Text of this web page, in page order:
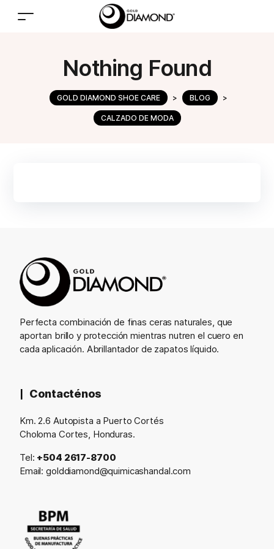
Nothing Found
GOLD DIAMOND SHOE CARE > BLOG >
CALZADO DE MODA
Perfecta combinación de finas ceras naturales, que
aportan brillo y protección mientras nutren el cuero en
cada aplicación. Abrillantador de zapatos líquido.
Contacténos
Km. 2.6 Autopista a Puerto Cortés
Choloma Cortes, Honduras.
Tel: +504 2617-8700
Email:golddiamond@quimicashandal.com